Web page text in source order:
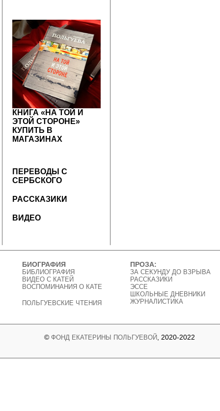
КНИГА «НА ТОЙ И
ЭТОЙ СТОРОНЕ»
КУПИТЬ В
МАГАЗИНАХ
ПЕРЕВОДЫ С
СЕРБСКОГО
РАССКАЗИКИ
ВИДЕО
БИОГРАФИЯ
БИБЛИОГРАФИЯ
ВИДЕО C КАТЕЙ
ВОСПОМИНАНИЯ О КАТЕ
ПОЛЬГУЕВСКИЕ ЧТЕНИЯ
ПРОЗА:
ЗА СЕКУНДУ ДО ВЗРЫВА
РАССКАЗИКИ
ЭССЕ
ШКОЛЬНЫЕ ДНЕВНИКИ
ЖУРНАЛИСТИКА
© ФОНД ЕКАТЕРИНЫ ПОЛЬГУЕВОЙ , 2020-2022